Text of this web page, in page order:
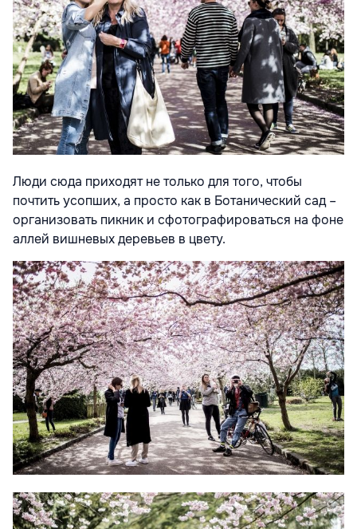
Люди сюда приходят не только для того, чтобы
почтить усопших, а просто как в Ботанический сад –
организовать пикник и сфотографироваться на фоне
аллей вишневых деревьев в цвету.